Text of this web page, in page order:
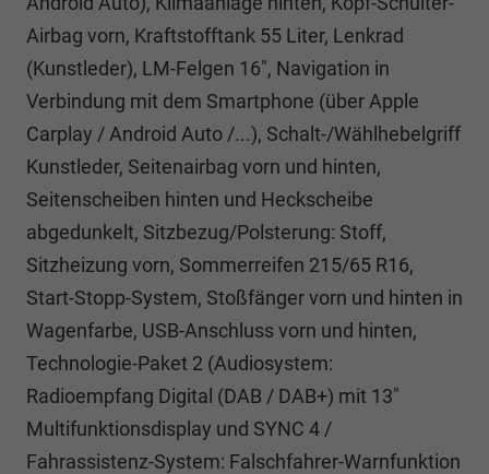
Airbag vorn, Kraftstofftank 55 Liter, Lenkrad
(Kunstleder), LM-Felgen 16", Navigation in
Verbindung mit dem Smartphone (über Apple
Carplay / Android Auto /...), Schalt-/Wählhebelgriff
Kunstleder, Seitenairbag vorn und hinten,
Seitenscheiben hinten und Heckscheibe
abgedunkelt, Sitzbezug/Polsterung: Stoff,
Sitzheizung vorn, Sommerreifen 215/65 R16,
Start-Stopp-System, Stoßfänger vorn und hinten in
Wagenfarbe, USB-Anschluss vorn und hinten,
Technologie-Paket 2 (Audiosystem:
Radioempfang Digital (DAB / DAB+) mit 13"
Multifunktionsdisplay und SYNC 4 /
Fahrassistenz-System: Falschfahrer-Warnfunktion